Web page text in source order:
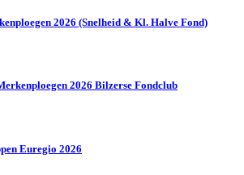
2026 (Snelheid & Kl. Halve Fond)
2026 Bilzerse Fondclub
Euregio 2026